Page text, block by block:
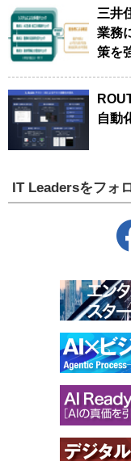
三井
業務
策を
自動
IT Leadersをフォ